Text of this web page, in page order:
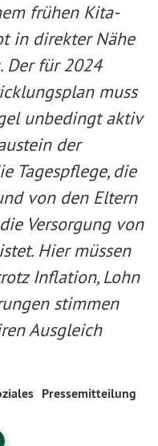
frühen Kita-
in direkter Nähe
Der für 2024
muss
unbedingt aktiv
der
Tagespflege, die
von den Eltern
Versorgung von
Hier müssen
Inflation, Lohn
stimmen
Ausgleich
Pressemitteilung